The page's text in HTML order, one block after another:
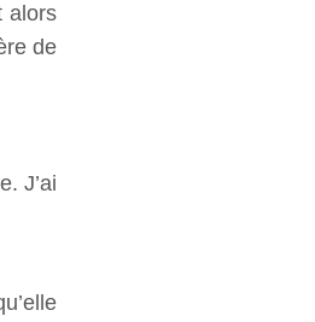
alors
de
J’ai